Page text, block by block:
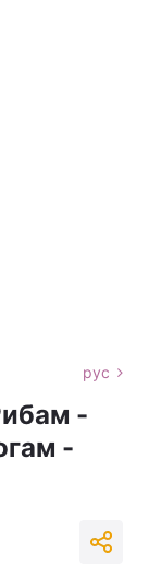
рус
-
-